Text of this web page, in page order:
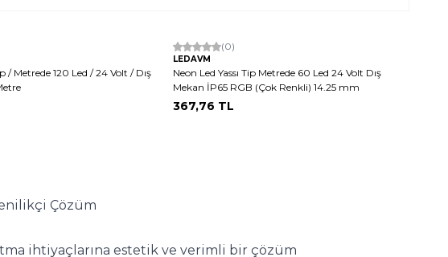
/ Metrede 120 Led / 24 Volt / Dış
(0)
LEDAVM
Neon Led Yassı Tip Metrede 60 Led 24 Volt Dış
Mekan İP65 RGB (Çok Renkli) 14.25 mm
367,76 TL
Çözüm
ihtiyaçlarına estetik ve verimli bir çözüm